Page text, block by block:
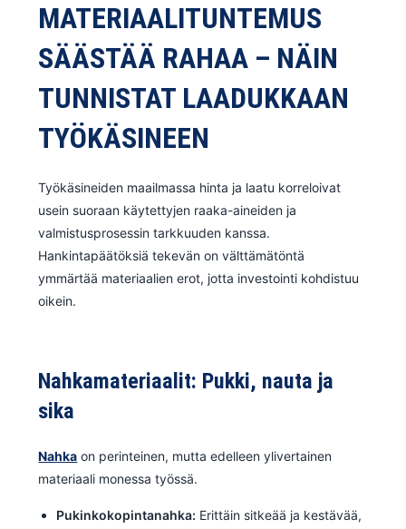
MATERIAALITUNTEMUS
SÄÄSTÄÄ RAHAA – NÄIN
TUNNISTAT LAADUKKAAN
TYÖKÄSINEEN
Työkäsineiden maailmassa hinta ja laatu korreloivat
usein suoraan käytettyjen raaka-aineiden ja
valmistusprosessin tarkkuuden kanssa.
Hankintapäätöksiä tekevän on välttämätöntä
ymmärtää materiaalien erot, jotta investointi kohdistuu
oikein.
Nahkamateriaalit: Pukki, nauta ja
sika
Nahka on perinteinen, mutta edelleen ylivertainen
materiaali monessa työssä.
Pukinkokopintanahka: Erittäin sitkeää ja kestävää,